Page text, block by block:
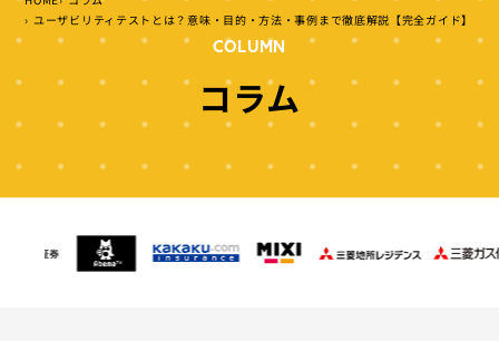
く
ユーザビリティテストとは？意味・目的・方法・事例まで徹底解説【完全ガイド】
COLUMN
コラム